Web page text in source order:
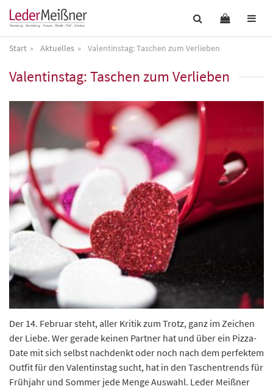
Start Aktuelles Valentinstag: Taschen zum Verlieben
Valentinstag: Taschen zum Verlieben
Der 14. Februar steht, aller Kritik zum Trotz, ganz im Zeichen
der Liebe. Wer gerade keinen Partner hat und über ein Pizza-
Date mit sich selbst nachdenkt oder noch nach dem perfektem
Outfit für den Valentinstag sucht, hat in den Taschentrends für
Frühjahr und Sommer jede Menge Auswahl. Leder Meißner